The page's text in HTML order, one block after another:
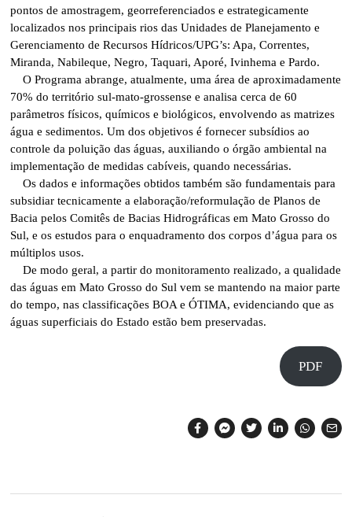
pontos de amostragem, georreferenciados e estrategicamente
localizados nos principais rios das Unidades de Planejamento e
Gerenciamento de Recursos Hídricos/UPG’s: Apa, Correntes,
Miranda, Nabileque, Negro, Taquari, Aporé, Ivinhema e Pardo.
O Programa abrange, atualmente, uma área de aproximadamente
70% do território sul-mato-grossense e analisa cerca de 60
parâmetros físicos, químicos e biológicos, envolvendo as matrizes
água e sedimentos. Um dos objetivos é fornecer subsídios ao
controle da poluição das águas, auxiliando o órgão ambiental na
implementação de medidas cabíveis, quando necessárias.
Os dados e informações obtidos também são fundamentais para
subsidiar tecnicamente a elaboração/reformulação de Planos de
Bacia pelos Comitês de Bacias Hidrográficas em Mato Grosso do
Sul, e os estudos para o enquadramento dos corpos d’água para os
múltiplos usos.
De modo geral, a partir do monitoramento realizado, a qualidade
das águas em Mato Grosso do Sul vem se mantendo na maior parte
do tempo, nas classificações BOA e ÓTIMA, evidenciando que as
águas superficiais do Estado estão bem preservadas.
PDF